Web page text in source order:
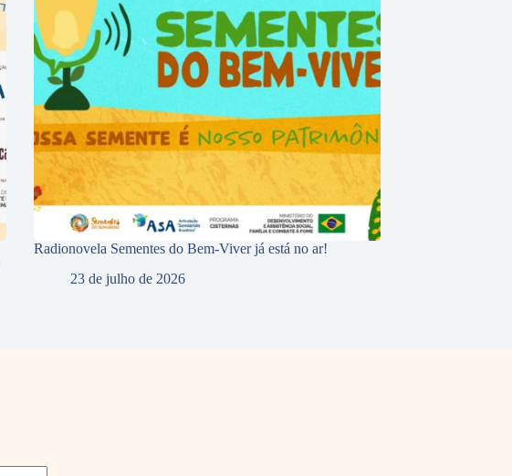
Radionovela Sementes do Bem-Viver já está no ar!
23 de julho de 2026